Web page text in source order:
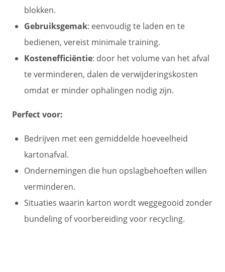
blokken.
Gebruiksgemak: eenvoudig te laden en te
bedienen, vereist minimale training.
Kostenefficiëntie: door het volume van het afval
te verminderen, dalen de verwijderingskosten
omdat er minder ophalingen nodig zijn.
Perfect voor:
Bedrijven met een gemiddelde hoeveelheid
kartonafval.
Ondernemingen die hun opslagbehoeften willen
verminderen.
Situaties waarin karton wordt weggegooid zonder
bundeling of voorbereiding voor recycling.